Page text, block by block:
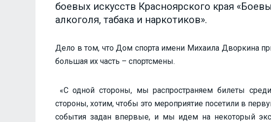
боевых искусств Красноярского края
алкоголя, табака и наркотиков».
Дело в том, что Дом спорта имени Михаила Дворкина
большая их часть – спортсмены.
«С одной стороны, мы распространяем билеты
стороны, хотим, чтобы это мероприятие посетили в
события задан впервые, и мы идем на некоторый